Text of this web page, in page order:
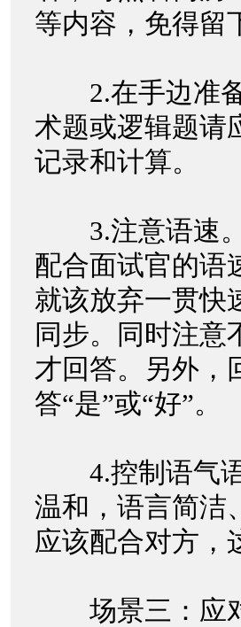
等内容，免得
2.在手边准备
术题或逻辑题请
记录和计算。
3.注意语速。
配合面试官的语
就该放弃一贯快
同步。同时注意
才回答。另外，
答“是”或“好”。
4.控制语气语
温和，语言简洁
应该配合对方
场景三：应